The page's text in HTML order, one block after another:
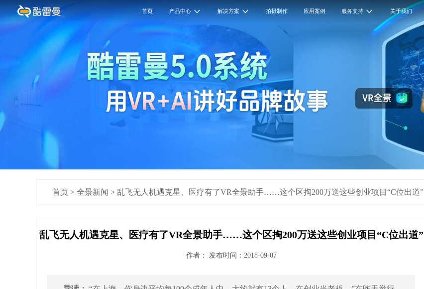
首页 产品中心 解决方案 拍摄制作 应用案例 服务支持 关于我们
首页 > 全景新闻 > 乱飞无人机遇克星、医疗有了VR全景助手……这个区掏200万送这些创业项目“C位出道”
乱飞无人机遇克星、医疗有了VR全景助手……这个区掏200万送这些创业项目“C位出道”
作者： 发布时间：2018-09-07